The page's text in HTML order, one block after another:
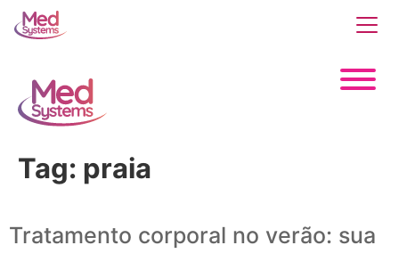
Tag: praia
Tratamento corporal no verão: sua